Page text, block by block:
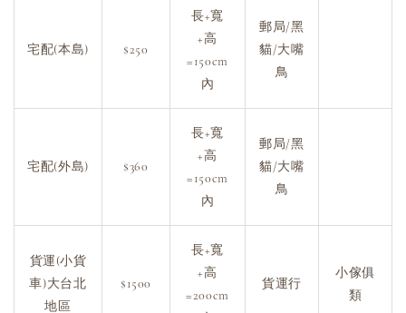
宅配(本島) $250
長+寬
+高
=150cm
內
郵局/黑
貓/大嘴
鳥
宅配(外島) $360
長+寬
+高
=150cm
內
郵局/黑
貓/大嘴
鳥
貨運(小貨
車)大台北
地區
$1500
長+寬
+高
=200cm
貨運行
小傢俱
類